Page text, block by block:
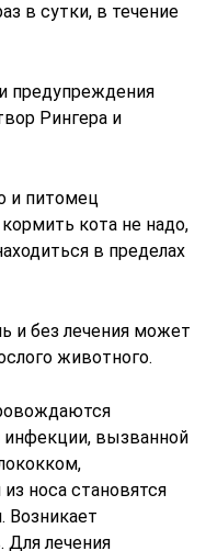
в сутки, в течение
предупреждения
Рингера и
и питомец
кота не надо,
в пределах
и без лечения может
животного.
инфекции, вызванной
носа становятся
Возникает
Для лечения